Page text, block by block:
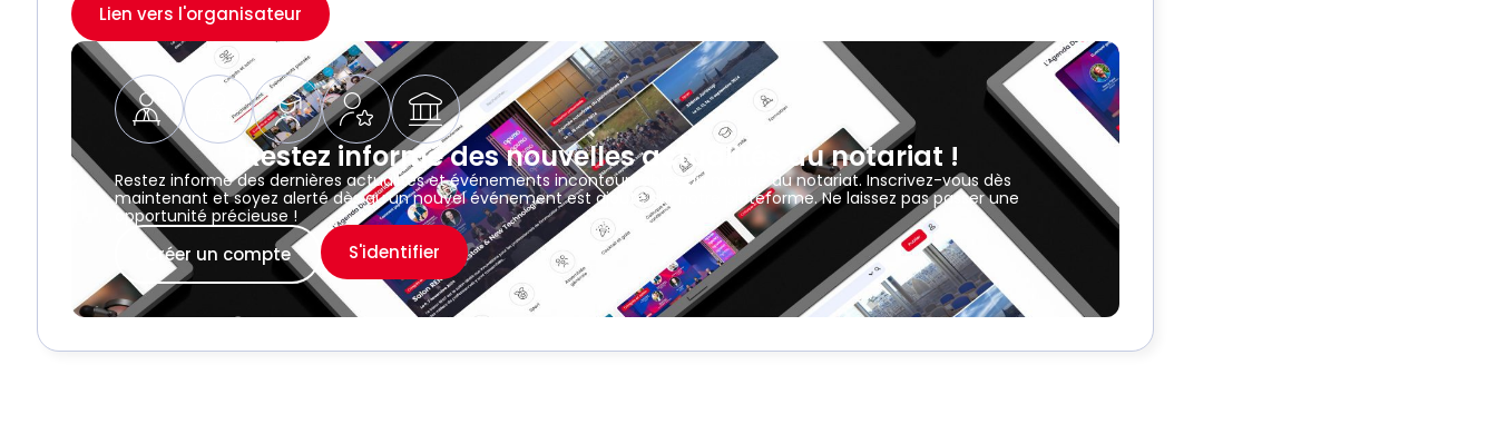
Lien vers l'organisateur
Restez informé des nouvelles actualités du notariat !
Restez informé des dernières actualités et événements incontournables du monde du notariat. Inscrivez-vous dès
maintenant et soyez alerté dès qu’un nouvel événement est ajouté sur notre plateforme. Ne laissez pas passer une
opportunité précieuse !
Créer un compte S'identifier